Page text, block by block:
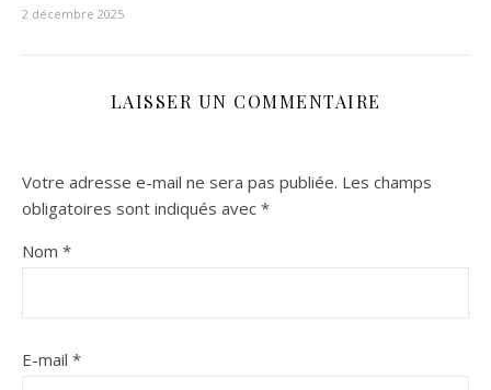
2 décembre 2025
LAISSER UN COMMENTAIRE
Votre adresse e-mail ne sera pas publiée. Les champs
obligatoires sont indiqués avec *
Nom *
E-mail *